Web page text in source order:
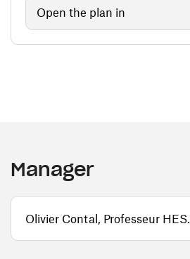
Open the plan in
Manager
Olivier Contal, Professeur HES.